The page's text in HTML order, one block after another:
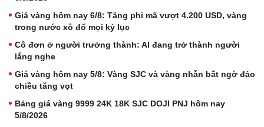
Giá vàng hôm nay 6/8: Tăng phi mã vượt 4.200 USD, vàng
trong nước xô đổ mọi kỷ lục
Cô đơn ở người trưởng thành: AI đang trở thành người
lắng nghe
Giá vàng hôm nay 5/8: Vàng SJC và vàng nhẫn bất ngờ đảo
chiều tăng vọt
Bảng giá vàng 9999 24K 18K SJC DOJI PNJ hôm nay
5/8/2026